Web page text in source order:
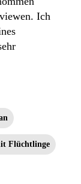
Ich
Flüchtlinge